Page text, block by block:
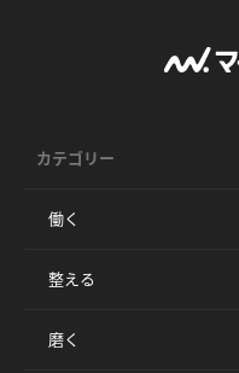
カテゴリー
働く
整える
磨く